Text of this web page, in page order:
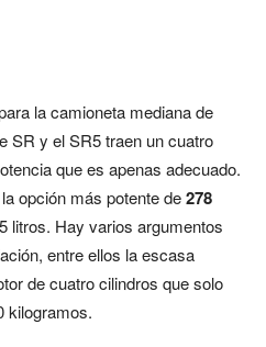
la camioneta mediana de
SR y el SR5 traen un cuatro
que es apenas adecuado.
opción más potente de278
litros. Hay varios argumentos
entre ellos la escasa
de cuatro cilindros que solo
kilogramos.